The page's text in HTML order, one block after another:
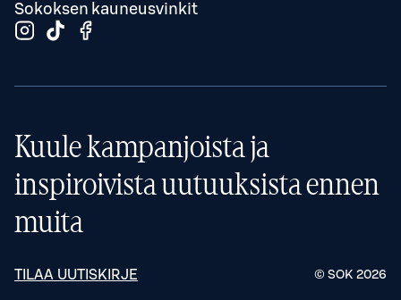
Sokoksen kauneusvinkit
Kuule kampanjoista ja
inspiroivista uutuuksista ennen
muita
TILAA UUTISKIRJE © SOK 2026